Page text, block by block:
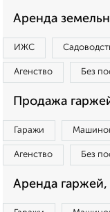
Аренда
ИЖС
Агенство Без
Продажа
Гаражи
Агенство Без
Аренда